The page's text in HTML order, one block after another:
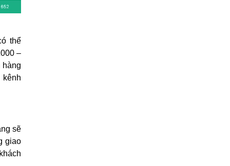
thể
–
kênh
sẽ
giao